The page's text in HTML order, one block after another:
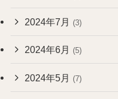
2024年7月 (3)
2024年6月 (5)
2024年5月 (7)